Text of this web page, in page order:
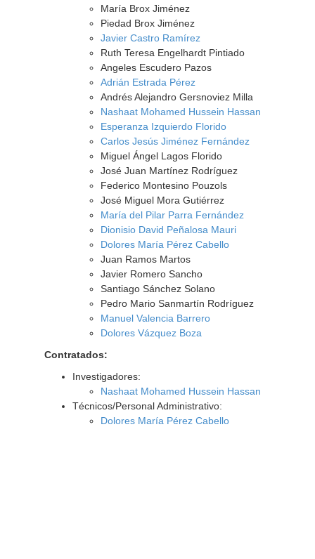
María Brox Jiménez
Piedad Brox Jiménez
Javier Castro Ramírez
Ruth Teresa Engelhardt Pintiado
Angeles Escudero Pazos
Adrián Estrada Pérez
Andrés Alejandro Gersnoviez Milla
Nashaat Mohamed Hussein Hassan
Esperanza Izquierdo Florido
Carlos Jesús Jiménez Fernández
Miguel Ángel Lagos Florido
José Juan Martínez Rodríguez
Federico Montesino Pouzols
José Miguel Mora Gutiérrez
María del Pilar Parra Fernández
Dionisio David Peñalosa Mauri
Dolores María Pérez Cabello
Juan Ramos Martos
Javier Romero Sancho
Santiago Sánchez Solano
Pedro Mario Sanmartín Rodríguez
Manuel Valencia Barrero
Dolores Vázquez Boza
Contratados:
Investigadores:
Nashaat Mohamed Hussein Hassan
Técnicos/Personal Administrativo:
Dolores María Pérez Cabello